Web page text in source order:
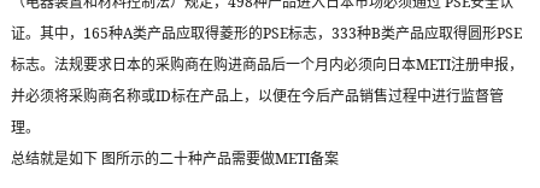
证。其中， 165种A类产品应取得菱形的PSE标志， 333种B类产品应取得圆形PSE
标志。法规要求日本的采购商在购进商品后一个月内必须向日本METI注册申报，
并必须将采购商名称或ID标在产品上，以便在今后产品销售过程中进行监督管
理。
总结就是如下 图所示的二十种产品需要做METI备案